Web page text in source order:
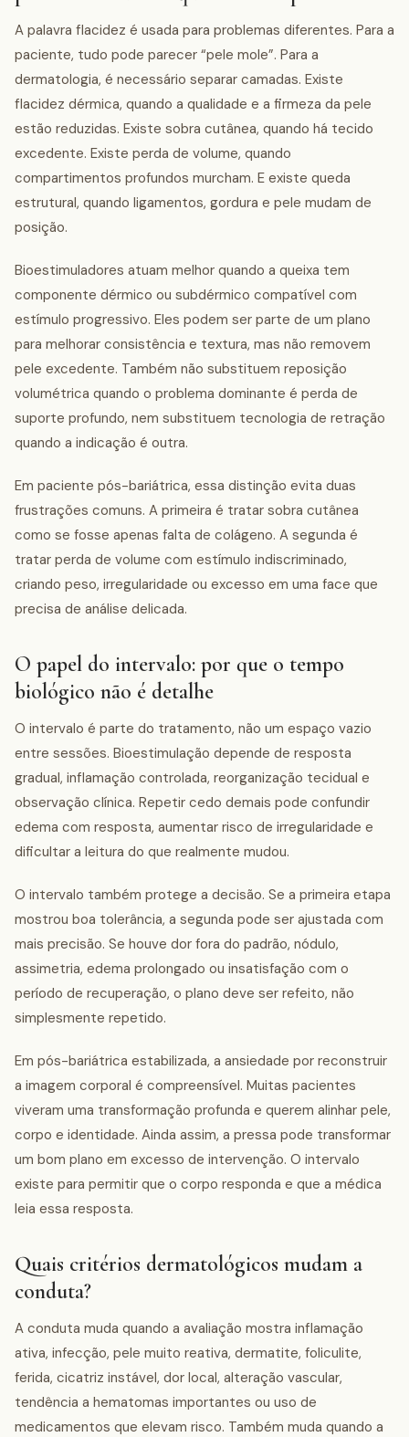
A palavra flacidez é usada para problemas diferentes. Para a
paciente, tudo pode parecer “pele mole”. Para a
dermatologia, é necessário separar camadas. Existe
flacidez dérmica, quando a qualidade e a firmeza da pele
estão reduzidas. Existe sobra cutânea, quando há tecido
excedente. Existe perda de volume, quando
compartimentos profundos murcham. E existe queda
estrutural, quando ligamentos, gordura e pele mudam de
posição.
Bioestimuladores atuam melhor quando a queixa tem
componente dérmico ou subdérmico compatível com
estímulo progressivo. Eles podem ser parte de um plano
para melhorar consistência e textura, mas não removem
pele excedente. Também não substituem reposição
volumétrica quando o problema dominante é perda de
suporte profundo, nem substituem tecnologia de retração
quando a indicação é outra.
Em paciente pós-bariátrica, essa distinção evita duas
frustrações comuns. A primeira é tratar sobra cutânea
como se fosse apenas falta de colágeno. A segunda é
tratar perda de volume com estímulo indiscriminado,
criando peso, irregularidade ou excesso em uma face que
precisa de análise delicada.
O papel do intervalo: por que o tempo
biológico não é detalhe
O intervalo é parte do tratamento, não um espaço vazio
entre sessões. Bioestimulação depende de resposta
gradual, inflamação controlada, reorganização tecidual e
observação clínica. Repetir cedo demais pode confundir
edema com resposta, aumentar risco de irregularidade e
dificultar a leitura do que realmente mudou.
O intervalo também protege a decisão. Se a primeira etapa
mostrou boa tolerância, a segunda pode ser ajustada com
mais precisão. Se houve dor fora do padrão, nódulo,
assimetria, edema prolongado ou insatisfação com o
período de recuperação, o plano deve ser refeito, não
simplesmente repetido.
Em pós-bariátrica estabilizada, a ansiedade por reconstruir
a imagem corporal é compreensível. Muitas pacientes
viveram uma transformação profunda e querem alinhar pele,
corpo e identidade. Ainda assim, a pressa pode transformar
um bom plano em excesso de intervenção. O intervalo
existe para permitir que o corpo responda e que a médica
leia essa resposta.
Quais critérios dermatológicos mudam a
conduta?
A conduta muda quando a avaliação mostra inflamação
ativa, infecção, pele muito reativa, dermatite, foliculite,
ferida, cicatriz instável, dor local, alteração vascular,
tendência a hematomas importantes ou uso de
medicamentos que elevam risco. Também muda quando a